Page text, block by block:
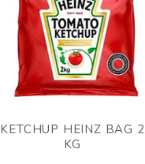
KETCHUP HEINZ BAG 2
KG